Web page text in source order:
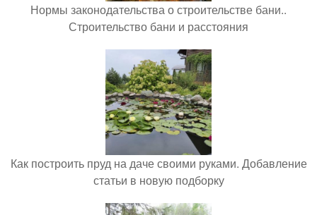
Нормы законодательства о строительстве бани..
Строительство бани и расстояния
Как построить пруд на даче своими руками. Добавление
статьи в новую подборку